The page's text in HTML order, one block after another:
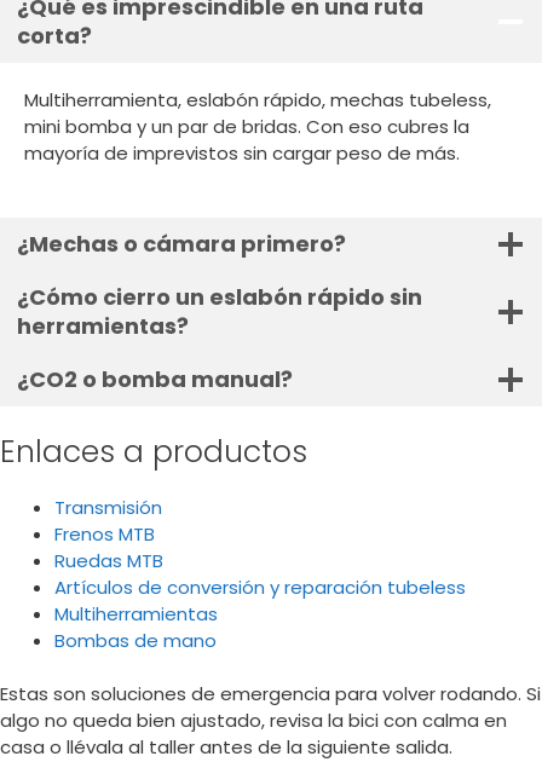
¿Qué es imprescindible en una ruta
corta?
Multiherramienta, eslabón rápido, mechas tubeless,
mini bomba y un par de bridas. Con eso cubres la
mayoría de imprevistos sin cargar peso de más.
¿Mechas o cámara primero?
¿Cómo cierro un eslabón rápido sin
herramientas?
¿CO2 o bomba manual?
Enlaces a productos
Transmisión
Frenos MTB
Ruedas MTB
Artículos de conversión y reparación tubeless
Multiherramientas
Bombas de mano
Estas son soluciones de emergencia para volver rodando. Si
algo no queda bien ajustado, revisa la bici con calma en
casa o llévala al taller antes de la siguiente salida.